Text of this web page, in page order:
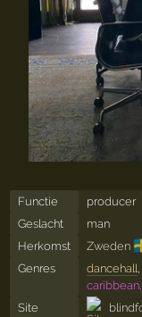
Functie
producer
Geslacht
man
Herkomst
Zweden
Genres dancehall
Site